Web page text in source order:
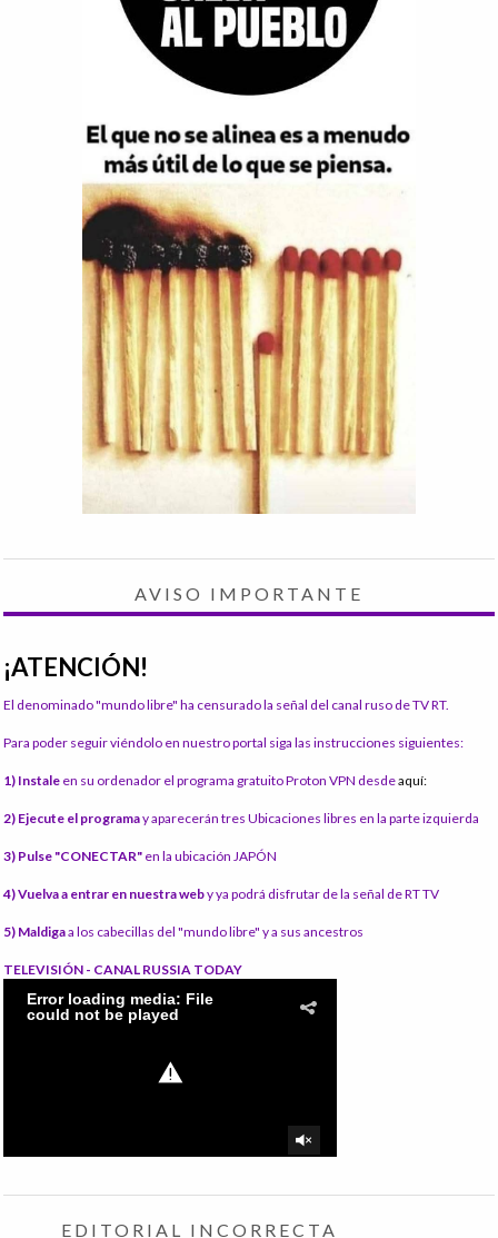
AVISO IMPORTANTE
¡ATENCIÓN!
El denominado "mundo libre" ha censurado la señal del canal ruso de TV RT.
Para poder seguir viéndolo en nuestro portal siga las instrucciones siguientes:
1) Instale en su ordenador el programa gratuito Proton VPN desdeaquí:
2) Ejecute el programay aparecerán tres Ubicaciones libres en la parte izquierda
3) Pulse "CONECTAR" en la ubicación JAPÓN
4) Vuelva a entrar en nuestra weby ya podrá disfrutar de la señal de RT TV
5) Maldigaa los cabecillas del "mundo libre" y a sus ancestros
TELEVISIÓN - CANAL RUSSIA TODAY
EDITORIAL INCORRECTA